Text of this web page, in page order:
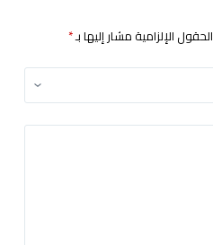
الحقول الإلزامية مشار إليها بـ*